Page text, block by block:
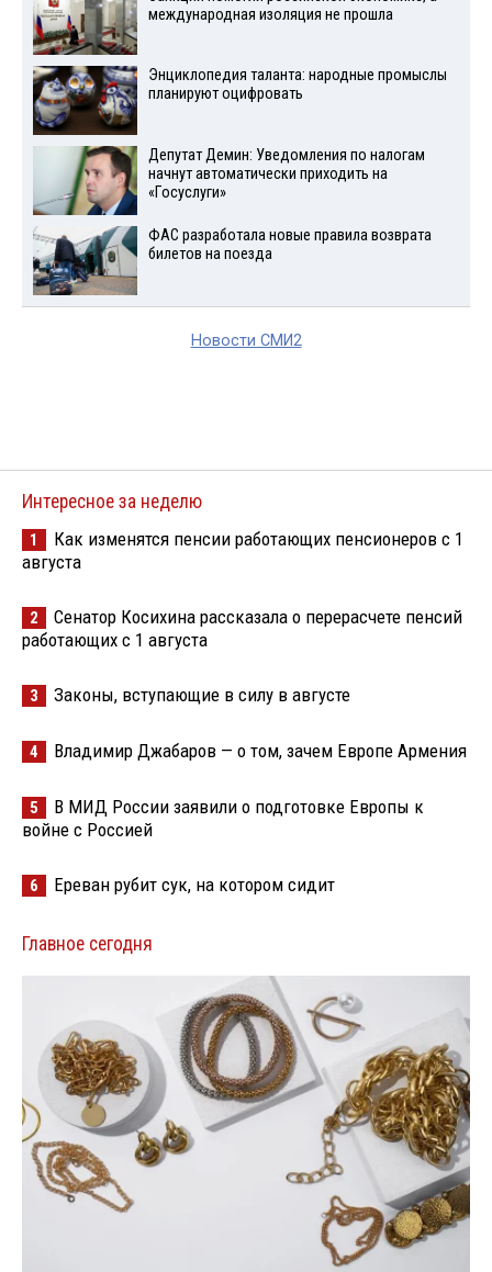
международная изоляция не прошла
Энциклопедия таланта: народные промыслы
планируют оцифровать
Депутат Демин: Уведомления по налогам
начнут автоматически приходить на
«Госуслуги»
ФАС разработала новые правила возврата
билетов на поезда
Новости СМИ2
Интересное за неделю
1
Как изменятся пенсии работающих пенсионеров с 1
августа
2
Сенатор Косихина рассказала о перерасчете пенсий
работающих с 1 августа
3 Законы, вступающие в силу в августе
4 Владимир Джабаров — о том, зачем Европе Армения
5
В МИД России заявили о подготовке Европы к
войне с Россией
6 Ереван рубит сук, на котором сидит
Главное сегодня